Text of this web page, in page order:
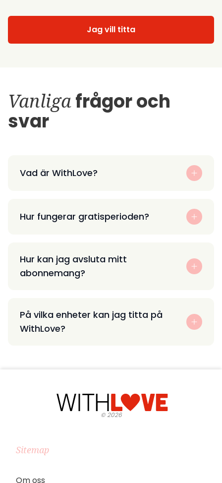
Jag vill titta
Vanligafrågor och
svar
Vad är WithLove?
Hur fungerar gratisperioden?
Hur kan jag avsluta mitt
abonnemang?
På vilka enheter kan jag titta på
WithLove?
©2026
Sitemap
Om oss